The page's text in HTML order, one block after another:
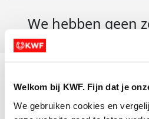
Welkom bij KWF. Fijn dat je
We gebruiken cookies en
We hebben geen
Actiematerialen
Evenementen